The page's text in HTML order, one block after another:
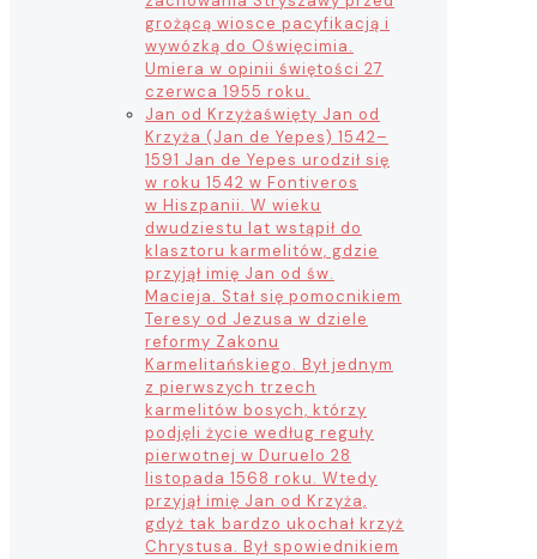
grożącą wiosce pacyfikacją i
wywózką do Oświęcimia.
Umiera w opinii świętości 27
czerwca 1955 roku.
Jan od Krzyżaświęty Jan od
Krzyża (Jan de Yepes) 1542–
1591 Jan de Yepes urodził się
w roku 1542 w Fontiveros
w Hiszpanii. W wieku
dwudziestu lat wstąpił do
klasztoru karmelitów, gdzie
przyjął imię Jan od św.
Macieja. Stał się pomocnikiem
Teresy od Jezusa w dziele
reformy Zakonu
Karmelitańskiego. Był jednym
z pierwszych trzech
karmelitów bosych, którzy
podjęli życie według reguły
pierwotnej w Duruelo 28
listopada 1568 roku. Wtedy
przyjął imię Jan od Krzyża,
gdyż tak bardzo ukochał krzyż
Chrystusa. Był spowiednikiem